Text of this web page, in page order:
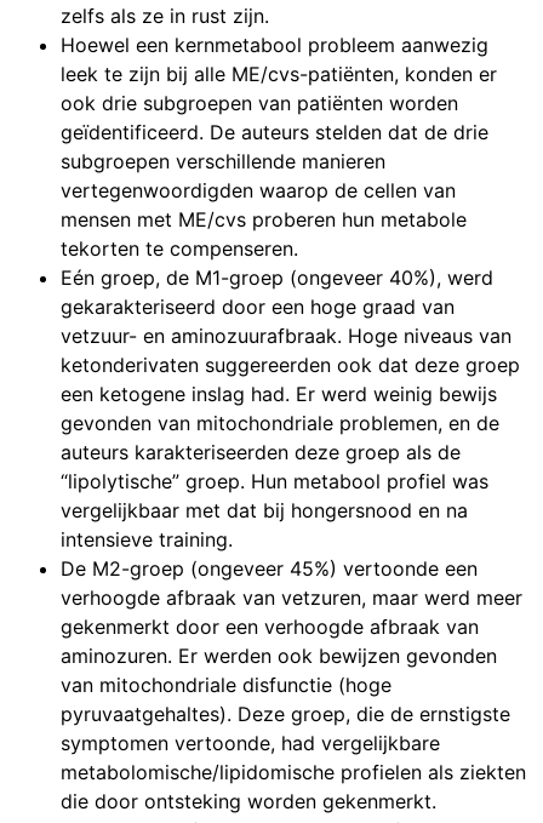
zelfs als ze in rust zijn.
Hoewel een kernmetabool probleem aanwezig
leek te zijn bij alle ME/cvs-patiënten, konden er
ook drie subgroepen van patiënten worden
geïdentificeerd. De auteurs stelden dat de drie
subgroepen verschillende manieren
vertegenwoordigden waarop de cellen van
mensen met ME/cvs proberen hun metabole
tekorten te compenseren.
Eén groep, de M1-groep (ongeveer 40%), werd
gekarakteriseerd door een hoge graad van
vetzuur- en aminozuurafbraak. Hoge niveaus van
ketonderivaten suggereerden ook dat deze groep
een ketogene inslag had. Er werd weinig bewijs
gevonden van mitochondriale problemen, en de
auteurs karakteriseerden deze groep als de
“lipolytische” groep. Hun metabool profiel was
vergelijkbaar met dat bij hongersnood en na
intensieve training.
De M2-groep (ongeveer 45%) vertoonde een
verhoogde afbraak van vetzuren, maar werd meer
gekenmerkt door een verhoogde afbraak van
aminozuren. Er werden ook bewijzen gevonden
van mitochondriale disfunctie (hoge
pyruvaatgehaltes). Deze groep, die de ernstigste
symptomen vertoonde, had vergelijkbare
metabolomische/lipidomische profielen als ziekten
die door ontsteking worden gekenmerkt.